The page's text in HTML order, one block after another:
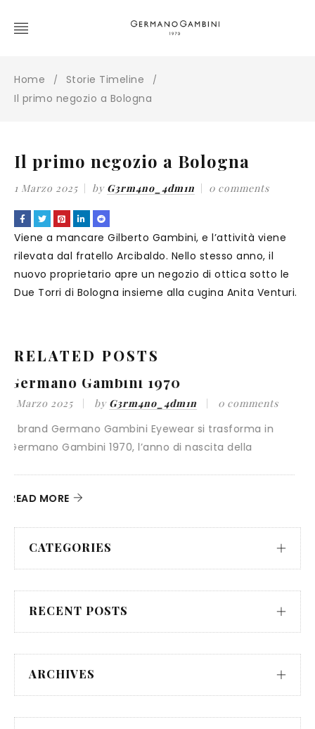
Home / Storie Timeline /
Il primo negozio a Bologna
Il primo negozio a Bologna
1 Marzo 2025 by G3rm4no_4dm1n 0 comments
Viene a mancare Gilberto Gambini, e l’attività viene
rilevata dal fratello Arcibaldo. Nello stesso anno, il
nuovo proprietario apre un negozio di ottica sotto le
Due Torri di Bologna insieme alla cugina Anita Venturi.
RELATED POSTS
0 comments
si trasforma in
di nascita della
Fao Flex
1 Marzo 2025 by
Il brand viene interamente
“passaggio” da un’azienda all’altra,
CATEGORIES
RECENT POSTS
ARCHIVES